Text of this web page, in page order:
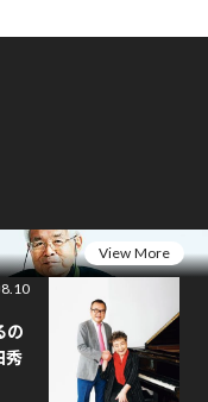
View More
の
秀